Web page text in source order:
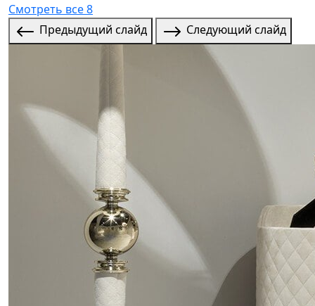
Смотреть все 8
Предыдущий слайд
Следующий слайд